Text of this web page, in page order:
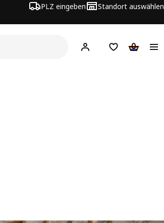
PLZ eingeben Standort auswählen
Hej! Hier einloggen
Merkzettel